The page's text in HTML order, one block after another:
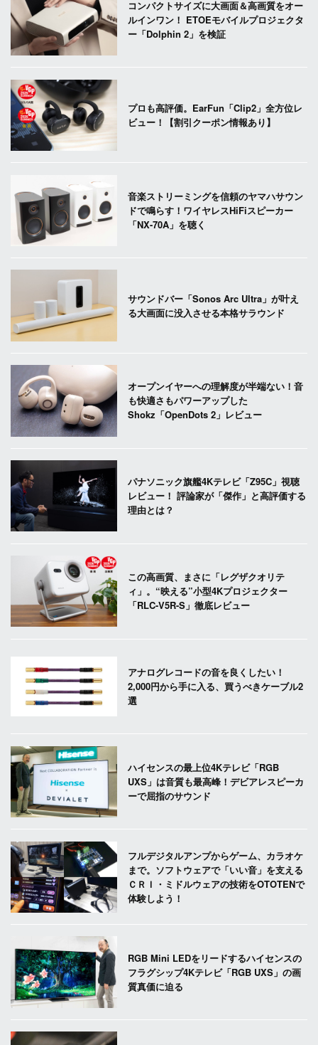
コンパクトサイズに大画面＆高画質をオー
ルインワン！ ETOEモバイルプロジェクタ
ー「Dolphin 2」を検証
プロも高評価。EarFun「Clip2」全方位レ
ビュー！【割引クーポン情報あり】
音楽ストリーミングを信頼のヤマハサウン
ドで鳴らす！ワイヤレスHiFiスピーカー
「NX-70A」を聴く
サウンドバー「Sonos Arc Ultra」が叶え
る大画面に没入させる本格サラウンド
オープンイヤーへの理解度が半端ない！音
も快適さもパワーアップした
Shokz「OpenDots 2」レビュー
パナソニック旗艦4Kテレビ「Z95C」視聴
レビュー！ 評論家が「傑作」と高評価する
理由とは？
この高画質、まさに「レグザクオリテ
ィ」。“映える”小型4Kプロジェクター
「RLC-V5R-S」徹底レビュー
アナログレコードの音を良くしたい！
2,000円から手に入る、買うべきケーブル2
選
ハイセンスの最上位4Kテレビ「RGB
UXS」は音質も最高峰！デビアレスピーカ
ーで屈指のサウンド
フルデジタルアンプからゲーム、カラオケ
まで。ソフトウェアで「いい音」を支える
ＣＲＩ・ミドルウェアの技術をOTOTENで
体験しよう！
RGB Mini LEDをリードするハイセンスの
フラグシップ4Kテレビ「RGB UXS」の画
質真価に迫る